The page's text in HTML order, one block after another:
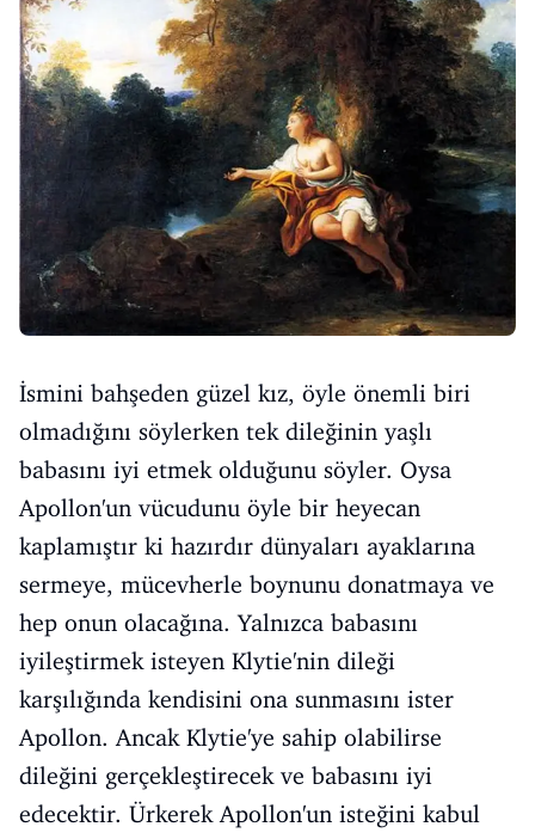
İsmini bahşeden güzel kız, öyle önemli biri
olmadığını söylerken tek dileğinin yaşlı
babasını iyi etmek olduğunu söyler. Oysa
Apollon'un vücudunu öyle bir heyecan
kaplamıştır ki hazırdır dünyaları ayaklarına
sermeye, mücevherle boynunu donatmaya ve
hep onun olacağına. Yalnızca babasını
iyileştirmek isteyen Klytie'nin dileği
karşılığında kendisini ona sunmasını ister
Apollon. Ancak Klytie'ye sahip olabilirse
dileğini gerçekleştirecek ve babasını iyi
edecektir. Ürkerek Apollon'un isteğini kabul